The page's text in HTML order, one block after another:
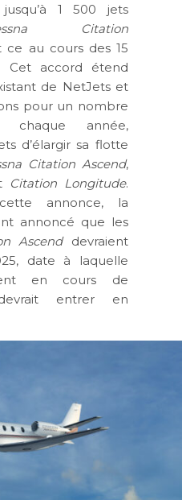
1 500 jets
Citation
ce au cours des 15
Cet accord étend
de NetJets et
pour un nombre
chaque année,
d’élargir sa flotte
Citation Ascend,
Citation Longitude.
annonce, la
annoncé que les
Ascenddevraient
date à laquelle
en cours de
entrer en